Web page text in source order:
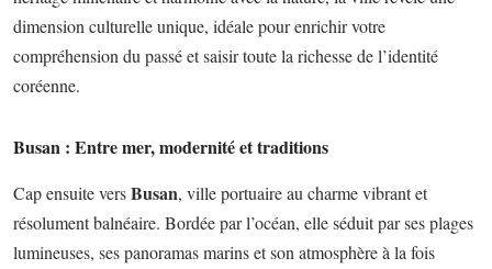
dimension culturelle unique, idéale pour enrichir votre
compréhension du passé et saisir toute la richesse de l’identité
coréenne.
Busan : Entre mer, modernité et traditions
Cap ensuite versBusan, ville portuaire au charme vibrant et
résolument balnéaire. Bordée par l’océan, elle séduit par ses plages
lumineuses, ses panoramas marins et son atmosphère à la fois